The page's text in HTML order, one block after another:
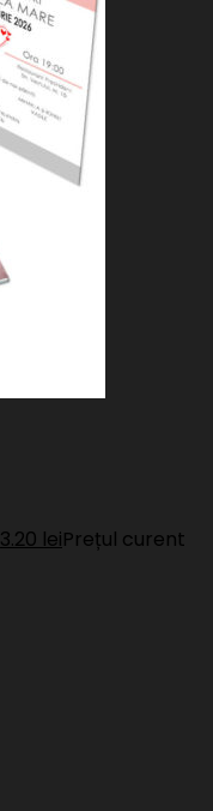
3.20 leiPrețul curent